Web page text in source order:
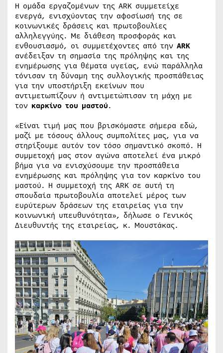
Η ομάδα εργαζομένων της ARK συμμετείχε
ενεργά, ενισχύοντας την αφοσίωσή της σε
κοινωνικές δράσεις και πρωτοβουλίες
αλληλεγγύης. Με διάθεση προσφοράς και
ενθουσιασμό, οι συμμετέχοντες από την ARK
ανέδειξαν τη σημασία της πρόληψης και της
ενημέρωσης για θέματα υγείας, ενώ παράλληλα
τόνισαν τη δύναμη της συλλογικής προσπάθειας
για την υποστήριξη εκείνων που
αντιμετωπίζουν ή αντιμετώπισαν τη μάχη με
τον καρκίνο του μαστού.
«Είναι τιμή μας που βρισκόμαστε σήμερα εδώ,
μαζί με τόσους άλλους συμπολίτες μας, για να
στηρίξουμε αυτόν τον τόσο σημαντικό σκοπό. Η
συμμετοχή μας στον αγώνα αποτελεί ένα μικρό
βήμα για να ενισχύσουμε την προσπάθεια
ενημέρωσης και πρόληψης για τον καρκίνο του
μαστού. Η συμμετοχή της ARK σε αυτή τη
σπουδαία πρωτοβουλία αποτελεί μέρος των
ευρύτερων δράσεων της εταιρείας για την
κοινωνική υπευθυνότητα», δήλωσε ο Γενικός
Διευθυντής της εταιρείας, κ. Μουστάκας.